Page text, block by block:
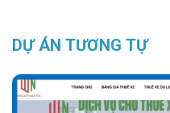
DỰ ÁN TƯƠNG TỰ